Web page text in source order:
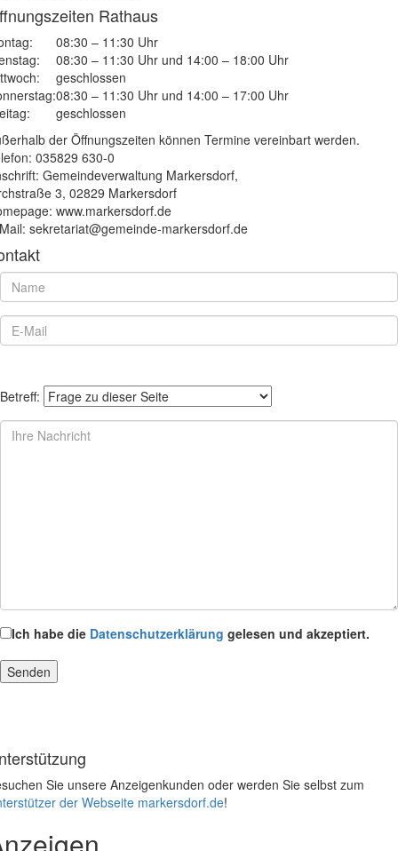
Rathaus
08:30 – 11:30 Uhr
08:30 – 11:30 Uhr und 14:00 – 18:00 Uhr
geschlossen
08:30 – 11:30 Uhr und 14:00 – 17:00 Uhr
geschlossen
der Öffnungszeiten können Termine vereinbart werden.
035829 630-0
Gemeindeverwaltung Markersdorf,
3, 02829 Markersdorf
www.markersdorf.de
sekretariat@gemeinde-markersdorf.de
Betreff:
Ich habe die Datenschutzerklärung gelesen und akzeptiert.
Sie unsere Anzeigenkunden oder werden Sie selbst zum
der Webseite markersdorf.de!